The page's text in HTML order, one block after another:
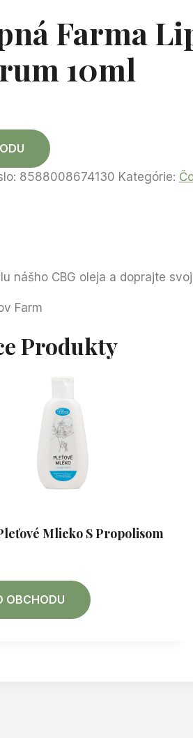
Farma
10ml
8588008674130 Kategórie:
nášho CBG oleja a doprajte
Farm
Produkty
Mlieko S Propolisom
OBCHODU